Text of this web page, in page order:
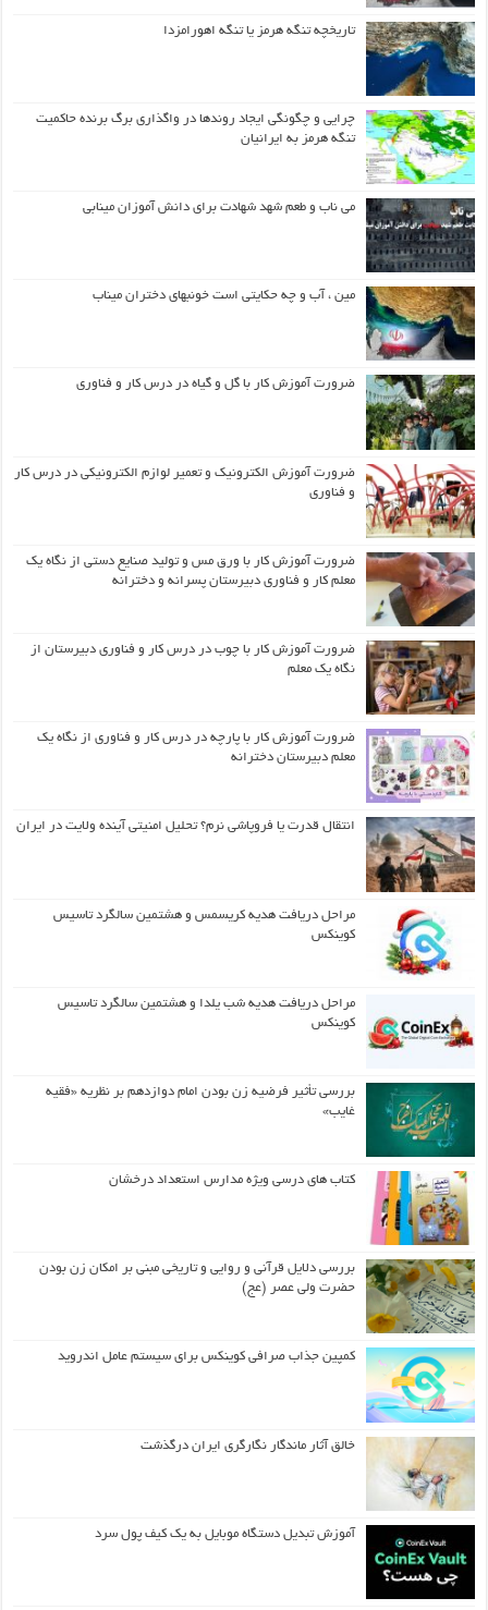
تاریخچه تنگه هرمز یا تنگه اهورامزدا
چرایی و چگونگی ایجاد روندها در واگذاری برگ برنده حاکمیت
تنگه هرمز به ایرانیان
می ناب و طعم شهد شهادت برای دانش آموزان مینابی
مین ، آب و چه حکایتی است خونبهای دختران میناب
ضرورت آموزش کار با گل و گیاه در درس کار و فناوری
ضرورت آموزش الکترونیک و تعمیر لوازم الکترونیکی در درس کار
و فناوری
ضرورت آموزش کار با ورق مس و تولید صنایع دستی از نگاه یک
معلم کار و فناوری دبیرستان پسرانه و دخترانه
ضرورت آموزش کار با چوب در درس کار و فناوری دبیرستان از
نگاه یک معلم
ضرورت آموزش کار با پارچه در درس کار و فناوری از نگاه یک
معلم دبیرستان دخترانه
انتقال قدرت یا فروپاشی نرم؟ تحلیل امنیتی آینده ولایت در ایران
مراحل دریافت هدیه کریسمس و هشتمین سالگرد تاسیس
کوینکس
مراحل دریافت هدیه شب یلدا و هشتمین سالگرد تاسیس
کوینکس
بررسی تأثیر فرضیه زن بودن امام دوازدهم بر نظریه «فقیه
غایب»
کتاب های درسی ویژه مدارس استعداد درخشان
بررسی دلایل قرآنی و روایی و تاریخی مبنی بر امکان زن بودن
حضرت ولی عصر (عج)
کمپین جذاب صرافی کوینکس برای سیستم عامل اندروید
خالق آثار ماندگار نگارگری ایران درگذشت
آموزش تبدیل دستگاه موبایل به یک کیف‌ پول سرد